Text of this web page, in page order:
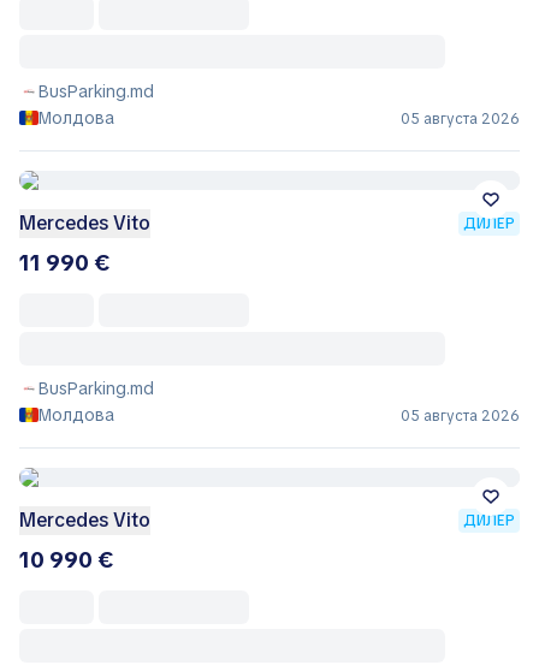
BusParking.md
Молдова
05 августа 2026
Mercedes Vito ДИЛЕР
11 990 €
BusParking.md
Молдова
05 августа 2026
Mercedes Vito ДИЛЕР
10 990 €